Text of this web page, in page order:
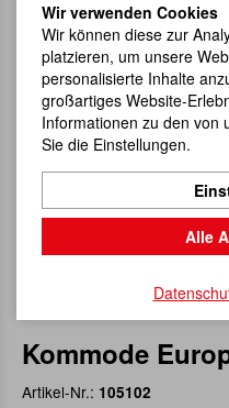
Kommode
Artikel-Nr.: 105102
Wir verwenden Cookies
Wir können diese zur
platzieren, um unsere
personalisierte Inhalte
großartiges Website-
Informationen zu den von
Sie die Einstellungen.
Alle